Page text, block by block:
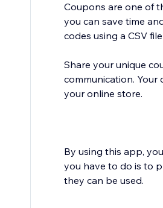
Coupons are one of
you can save time
codes using a CSV
Share your unique
communication.
your online store.
By using this app,
you have to do is to